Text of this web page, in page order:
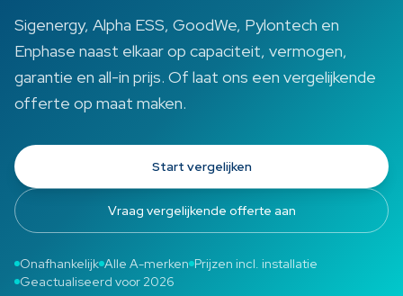
Sigenergy, Alpha ESS, GoodWe, Pylontech en
Enphase naast elkaar op capaciteit, vermogen,
garantie en all-in prijs. Of laat ons een vergelijkende
offerte op maat maken.
Start vergelijken
Vraag vergelijkende offerte aan
Onafhankelijk Alle A-merken Prijzen incl. installatie
Geactualiseerd voor 2026